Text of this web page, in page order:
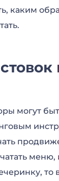
каким
могут
меню,
то